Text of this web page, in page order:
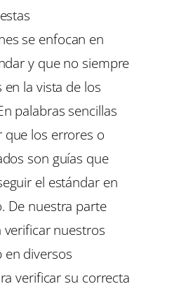
se enfocan en
y que no siempre
la vista de los
palabras sencillas
los errores o
son guías que
el estándar en
De nuestra parte
nuestros
en diversos
verificar su correcta